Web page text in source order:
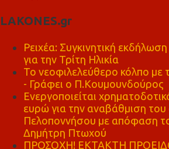
LAKONES.gr
Ρειχέα: Συγκινητική
για την Τρίτη Ηλικία
Το νεοφιλελεύθερο κόλπο
- Γράφει ο Π.Κουμουνδούρος
Ενεργοποιείται
ευρώ για την αναβάθμιση του
Πελοποννήσου με απόφαση
Δημήτρη Πτωχού
ΠΡΟΣΟΧΗ! ΕΚΤΑΚΤΗ